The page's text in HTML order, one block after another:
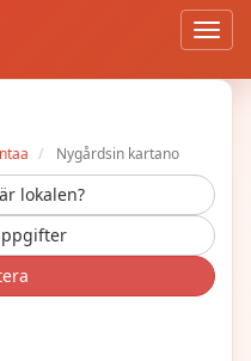
lokalen?
Nygårdsin kartano